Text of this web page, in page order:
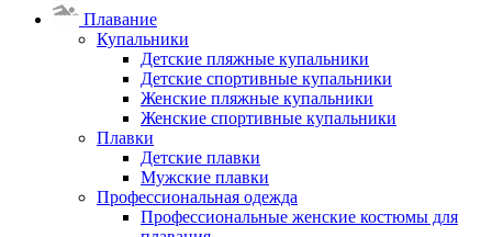
Плавание
Купальники
Детские пляжные купальники
Детские спортивные купальники
Женские пляжные купальники
Женские спортивные купальники
Плавки
Детские плавки
Мужские плавки
Профессиональная одежда
Профессиональные женские костюмы для